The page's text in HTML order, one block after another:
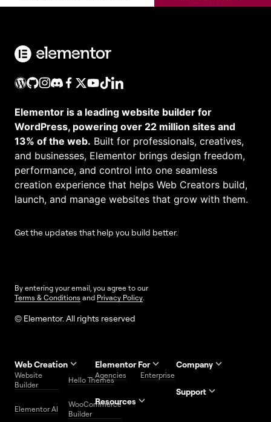
Elementor is a leading website builder for
WordPress, powering over 22 million sites and
13% of the web. Built for professionals, creatives,
and businesses, Elementor brings design freedom,
performance, and control into one seamless
creation experience that helps Web Creators build,
launch, and manage websites that grow with them.
Get the updates that help you build better.
By entering your email, you agree to our
Terms & Conditions and Privacy Policy
© Elementor. All rights reserved
Web Creation
Website
Builder
Hello Themes
Elementor AI
WooCommerce
Builder
Elementor For
Agencies Enterprise
Resources
Company
Support